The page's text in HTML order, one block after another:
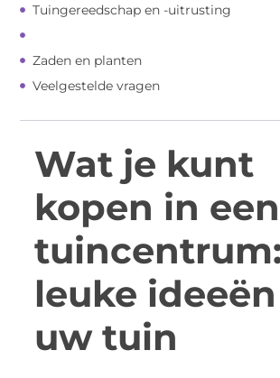
Tuingereedschap en -uitrusting
Zaden en planten
Veelgestelde vragen
Wat je kunt
kopen in een
tuincentrum:
leuke
uw tuin